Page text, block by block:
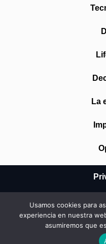
La
© 2026
Usamos cookies para
experiencia en nuestra
asumiremos que